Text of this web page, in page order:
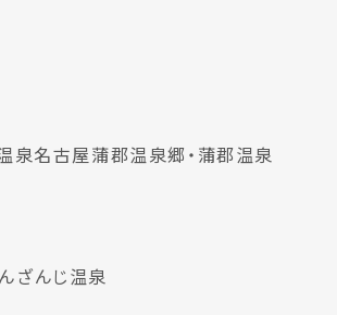
泉名古屋蒲郡温泉郷・蒲郡温泉
ざんじ温泉